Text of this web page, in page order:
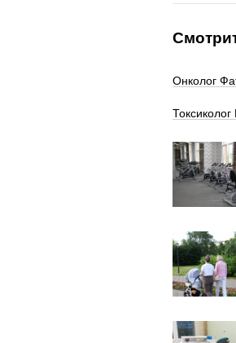
Онколог